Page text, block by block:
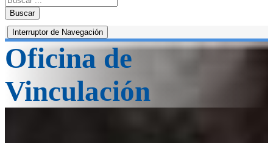
Buscar
Interruptor de Navegación
Oficina de
Vinculación